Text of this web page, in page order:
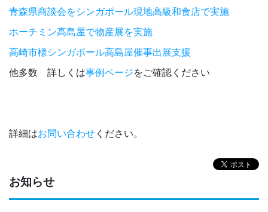
お知らせ
青森県商談会をシンガポール現地高級和食店で実施
ホーチミン高島屋で物産展を実施
高崎市様シンガポール高島屋催事出展支援
他多数 詳しくは事例ページをご確認ください
詳細はお問い合わせ ください。